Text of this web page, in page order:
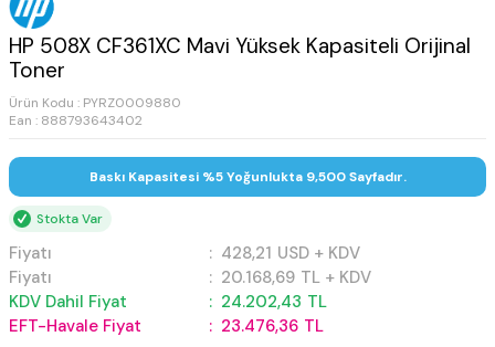
HP 508X CF361XC Mavi Yüksek Kapasiteli Orijinal
Toner
Ürün Kodu : PYRZ0009880
Ean : 888793643402
Baskı Kapasitesi %5 Yoğunlukta 9,500 Sayfadır.
Stokta Var
Fiyatı : 428,21 USD + KDV
Fiyatı
: 20.168,69 TL + KDV
KDV Dahil Fiyat
: 24.202,43 TL
EFT-Havale Fiyat
: 23.476,36 TL